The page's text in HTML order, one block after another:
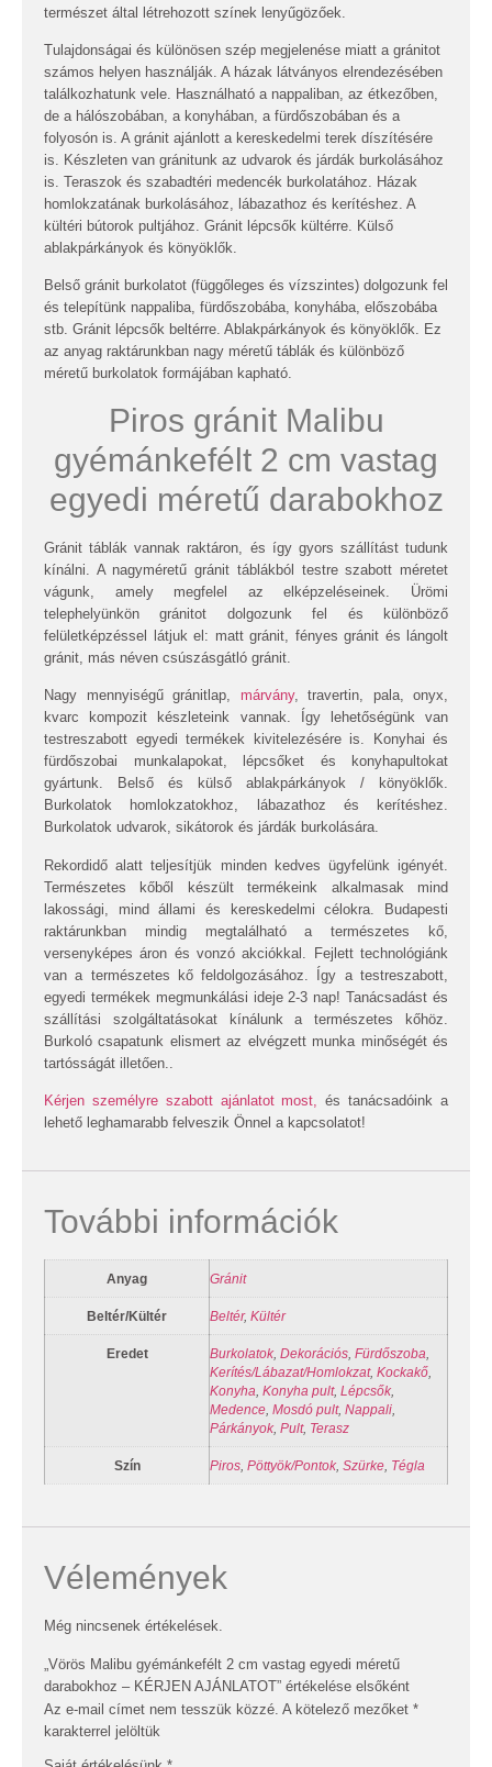
természet által létrehozott színek lenyűgözőek.
Tulajdonságai és különösen szép megjelenése miatt a gránitot
számos helyen használják. A házak látványos elrendezésében
találkozhatunk vele. Használható a nappaliban, az étkezőben,
de a hálószobában, a konyhában, a fürdőszobában és a
folyosón is. A gránit ajánlott a kereskedelmi terek díszítésére
is. Készleten van gránitunk az udvarok és járdák burkolásához
is. Teraszok és szabadtéri medencék burkolatához. Házak
homlokzatának burkolásához, lábazathoz és kerítéshez. A
kültéri bútorok pultjához. Gránit lépcsők kültérre. Külső
ablakpárkányok és könyöklők.
Belső gránit burkolatot (függőleges és vízszintes) dolgozunk fel
és telepítünk nappaliba, fürdőszobába, konyhába, előszobába
stb. Gránit lépcsők beltérre. Ablakpárkányok és könyöklők. Ez
az anyag raktárunkban nagy méretű táblák és különböző
méretű burkolatok formájában kapható.
Piros gránit Malibu
gyémánkefélt 2 cm vastag
egyedi méretű darabokhoz
Gránit táblák vannak raktáron, és így gyors szállítást tudunk
kínálni. A nagyméretű gránit táblákból testre szabott méretet
vágunk, amely megfelel az elképzeléseinek. Ürömi
telephelyünkön gránitot dolgozunk fel és különböző
felületképzéssel látjuk el: matt gránit, fényes gránit és lángolt
gránit, más néven csúszásgátló gránit.
Nagy mennyiségű gránitlap, márvány, travertin, pala, onyx,
kvarc kompozit készleteink vannak. Így lehetőségünk van
testreszabott egyedi termékek kivitelezésére is. Konyhai és
fürdőszobai munkalapokat, lépcsőket és konyhapultokat
gyártunk. Belső és külső ablakpárkányok / könyöklők.
Burkolatok homlokzatokhoz, lábazathoz és kerítéshez.
Burkolatok udvarok, sikátorok és járdák burkolására.
Rekordidő alatt teljesítjük minden kedves ügyfelünk igényét.
Természetes kőből készült termékeink alkalmasak mind
lakossági, mind állami és kereskedelmi célokra. Budapesti
raktárunkban mindig megtalálható a természetes kő,
versenyképes áron és vonzó akciókkal. Fejlett technológiánk
van a természetes kő feldolgozásához. Így a testreszabott,
egyedi termékek megmunkálási ideje 2-3 nap! Tanácsadást és
szállítási szolgáltatásokat kínálunk a természetes kőhöz.
Burkoló csapatunk elismert az elvégzett munka minőségét és
tartósságát illetően..
Kérjen személyre szabott ajánlatot most,
és tanácsadóink a
lehető leghamarabb felveszik Önnel a kapcsolatot!
További információk
Anyag Gránit
Beltér/Kültér Beltér, Kültér
Eredet Burkolatok Dekorációs Fürdőszoba
Kerítés/Lábazat/Homlokzat, Kockakő
Konyha Konyha pult, Lépcsők
Medence Mosdó pult, Nappali
Párkányok Pult, Terasz
Szín Piros Pöttyök/Pontok Szürke Tégla
Vélemények
Még nincsenek értékelések.
„Vörös Malibu gyémánkefélt 2 cm vastag egyedi méretű
darabokhoz – KÉRJEN AJÁNLATOT” értékelése elsőként
Az e-mail címet nem tesszük közzé. A kötelező mezőket *
karakterrel jelöltük